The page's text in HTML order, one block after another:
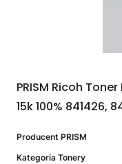
PRISM Ricoh
15k 100% 841426,
Producent PRISM
Kategoria Tonery